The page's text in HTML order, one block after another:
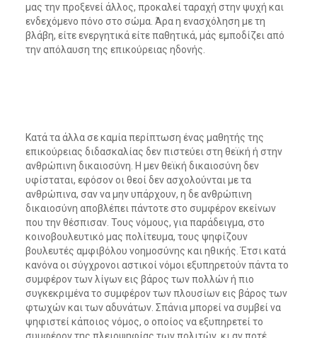
μας την προξενεί άλλος, προκαλεί ταραχή στην ψυχή και
ενδεχόμενο πόνο στο σώμα. Άρα η ενασχόληση με τη
βλάβη, είτε ενεργητικά είτε παθητικά, μάς εμποδίζει από
την απόλαυση της επικούρειας ηδονής.
Κατά τα άλλα σε καμία περίπτωση ένας μαθητής της
επικούρειας διδασκαλίας δεν πιστεύει στη θεϊκή ή στην
ανθρώπινη δικαιοσύνη. Η μεν θεϊκή δικαιοσύνη δεν
υφίσταται, εφόσον οι θεοί δεν ασχολούνται με τα
ανθρώπινα, σαν να μην υπάρχουν, η δε ανθρώπινη
δικαιοσύνη αποβλέπει πάντοτε στο συμφέρον εκείνων
που την θέσπισαν. Τους νόμους, για παράδειγμα, στο
κοινοβουλευτικό μας πολίτευμα, τους ψηφίζουν
βουλευτές αμφιβόλου νοημοσύνης και ηθικής. Έτσι κατά
κανόνα οι σύγχρονοι αστικοί νόμοι εξυπηρετούν πάντα το
συμφέρον των λίγων εις βάρος των πολλών ή πιο
συγκεκριμένα το συμφέρον των πλουσίων εις βάρος των
φτωχών και των αδυνάτων. Σπάνια μπορεί να συμβεί να
ψηφιστεί κάποιος νόμος, ο οποίος να εξυπηρετεί το